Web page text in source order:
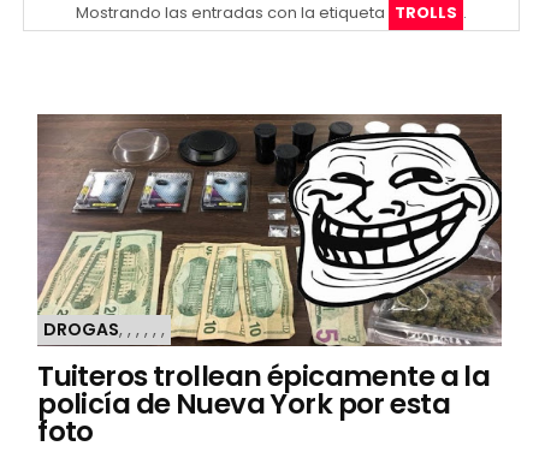
Mostrando las entradas con la etiqueta TROLLS .
DROGAS,,,,,,
Tuiteros trollean épicamente a la
policía de Nueva York por esta
foto